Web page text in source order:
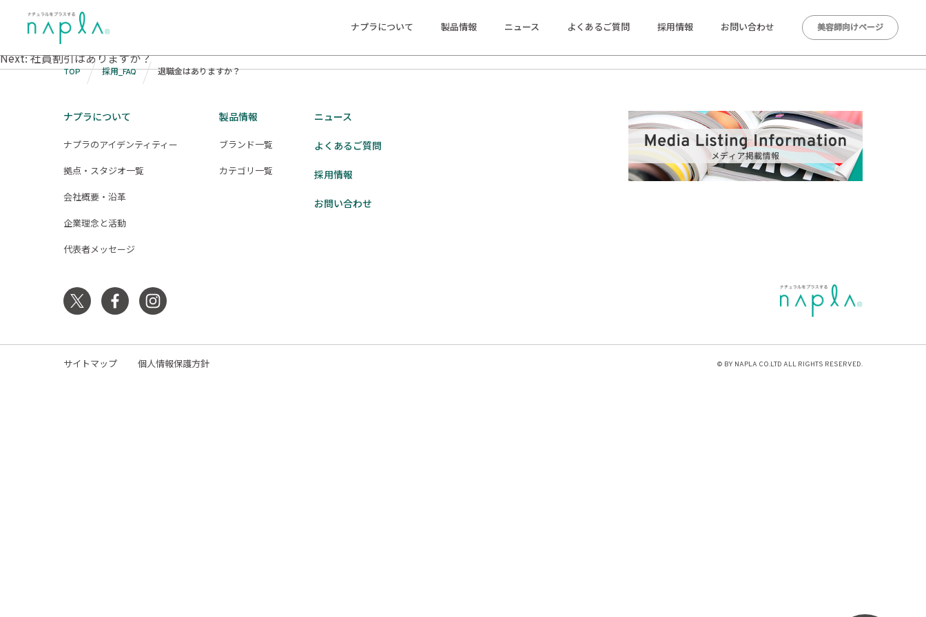
ナプラについて 製品情報 ニュース よくあるご質問 採用情報 お問い合わせ 美容師向けページ
退職金はありますか？
稿
住宅手当はありますか？
Next: 社員割引はありますか？
TOP 採用_FAQ 退職金はありますか？
ナプラについて
ナプラのアイデンティティー
拠点・スタジオ一覧
会社概要・沿革
企業理念と活動
代表者メッセージ
製品情報
ブランド一覧
カテゴリ一覧
ニュース
よくあるご質問
採用情報
お問い合わせ
サイトマップ 個人情報保護方針 © BY NAPLA CO.LTD ALL RIGHTS RESERVED.